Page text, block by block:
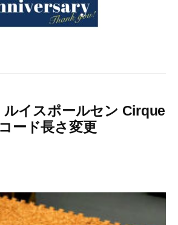
ルイスポールセン Cirque
ード長さ変更